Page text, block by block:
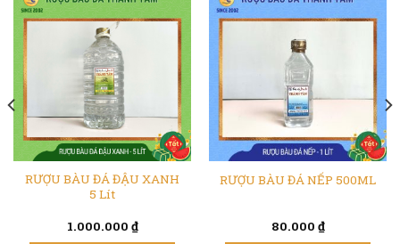
RƯỢU BÀU ĐÁ ĐẬU XANH
5 Lít
1.000.000 ₫
RƯỢU BÀU ĐÁ NẾP 500ML
80.000 ₫